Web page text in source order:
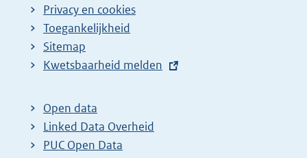
Privacy en cookies
Toegankelijkheid
Sitemap
E
t
e
r
Kwetsbaarheid melden
Open data
Linked Data Overheid
PUC Open Data